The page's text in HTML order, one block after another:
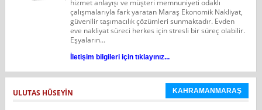
hizmet anlayışı ve müşteri memnuniyeti odaklı
çalışmalarıyla fark yaratan Maraş Ekonomik Nakliyat,
güvenilir taşımacılık çözümleri sunmaktadır. Evden
eve nakliyat süreci herkes için stresli bir süreç olabilir.
Eşyaların...
İletişim bilgileri için tıklayınız...
ULUTAS HÜSEYIN KAHRAMANMARAŞ